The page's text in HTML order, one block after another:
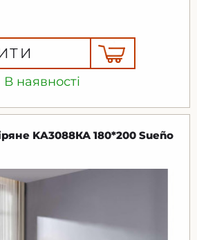
В наявності
KA3088КА 180*200 Sueño